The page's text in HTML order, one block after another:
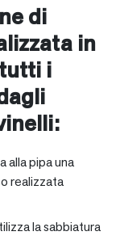
di
in
i
alla pipa una
realizzata
la sabbiatura